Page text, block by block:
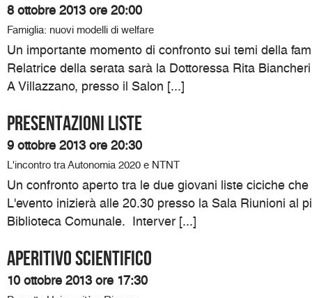
8 ottobre 2013 ore 20:00
Famiglia: nuovi modelli di welfare
Un importante momento di confronto sui temi della
Relatrice della serata sarà la Dottoressa Rita
A Villazzano, presso il Salon [...]
PRESENTAZIONI LISTE
9 ottobre 2013 ore 20:30
L'incontro tra Autonomia 2020 e NTNT
Un confronto aperto tra le due giovani liste ciciche
L'evento inizierà alle 20.30 presso la Sala Riunioni al
Biblioteca Comunale. Interver [...]
Aperitivo Scientifico
10 ottobre 2013 ore 17:30